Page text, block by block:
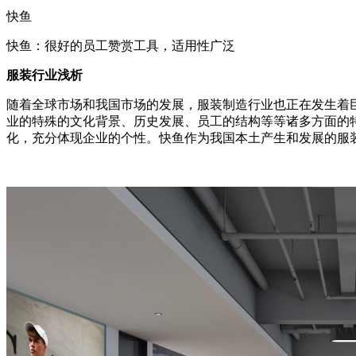
快鱼
快鱼：很好的员工赞赏工具，适用性广泛
服装行业浅析
随着全球市场和我国市场的发展，服装制造行业也正在发生
业的特殊的文化背景、历史发展、员工的结构等等诸多方面
化，充分体现企业的个性。快鱼作为我国本土产生和发展的